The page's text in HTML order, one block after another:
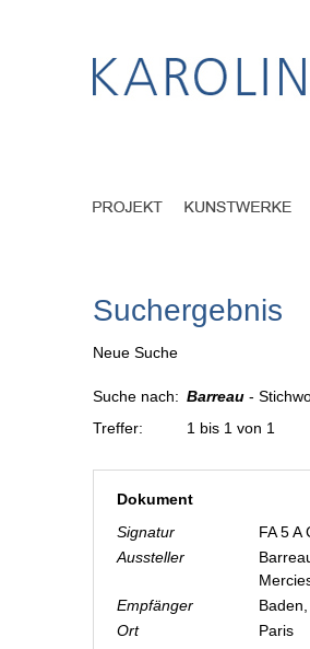
Suchergebnis
Neue Suche
Suche nach: Barreau -
Treffer:
1 bis 1 von 1
Dokument
Signatur
FA 5 A
Aussteller
Empfänger
Ort
Paris